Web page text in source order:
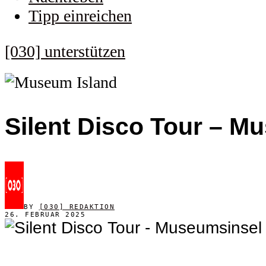
Tipp einreichen
[030] unterstützen
Silent Disco Tour –
BY
[030] REDAKTION
26. FEBRUAR 2025